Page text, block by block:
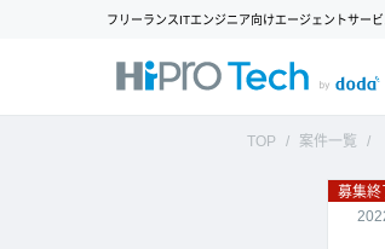
フリーランスITエンジニア向けエージェントサービ
TOP 案件一覧
募集終